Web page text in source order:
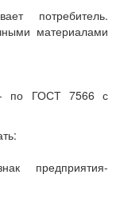
потребитель.
материалами
- по ГОСТ 7566 с
предприятия-